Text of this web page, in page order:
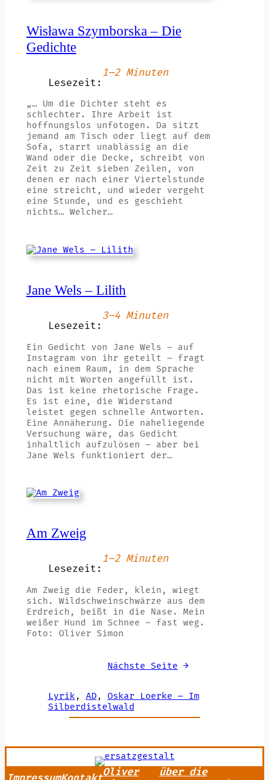
Wisława Szymborska – Die
Gedichte
Lesezeit:
1–2 Minuten
„… Um die Dichter steht es
schlechter. Ihre Arbeit ist
hoffnungslos unfotogen. Da sitzt
jemand am Tisch oder liegt auf dem
Sofa, starrt unablässig an die
Wand oder die Decke, schreibt von
Zeit zu Zeit sieben Zeilen, von
denen er nach einer Viertelstunde
eine streicht, und wieder vergeht
eine Stunde, und es geschieht
nichts… Welcher…
Jane Wels – Lilith
Lesezeit:
3–4 Minuten
Ein Gedicht von Jane Wels – auf
Instagram von ihr geteilt – fragt
nach einem Raum, in dem Sprache
nicht mit Worten angefüllt ist.
Das ist keine rhetorische Frage.
Es ist eine, die Widerstand
leistet gegen schnelle Antworten.
Eine Annäherung. Die naheliegende
Versuchung wäre, das Gedicht
inhaltlich aufzulösen – aber bei
Jane Wels funktioniert der…
Am Zweig
Lesezeit:
1–2 Minuten
Am Zweig die Feder, klein, wiegt
sich. Wildschweinschwärze aus dem
Erdreich, beißt in die Nase. Mein
weißer Hund im Schnee – fast weg.
Foto: Oliver Simon
Nächste Seite →
Lyrik, AD, Oskar Loerke – Im
Silberdistelwald
Oliver
über die